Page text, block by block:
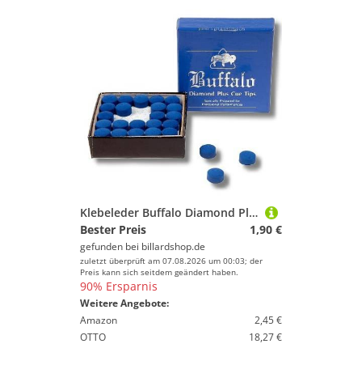
Klebeleder Buffalo Diamond Plus 10mm
Bester Preis
1,90 €
gefunden bei billardshop.de
zuletzt überprüft am 07.08.2026 um 00:03; der
Preis kann sich seitdem geändert haben.
90% Ersparnis
Weitere Angebote:
Amazon
2,45 €
OTTO
18,27 €